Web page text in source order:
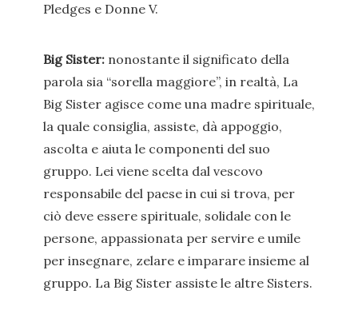
Pledges e Donne V.
Big Sister: nonostante il significato della
parola sia “sorella maggiore”, in realtà, La
Big Sister agisce come una madre spirituale,
la quale consiglia, assiste, dà appoggio,
ascolta e aiuta le componenti del suo
gruppo. Lei viene scelta dal vescovo
responsabile del paese in cui si trova, per
ciò deve essere spirituale, solidale con le
persone, appassionata per servire e umile
per insegnare, zelare e imparare insieme al
gruppo. La Big Sister assiste le altre Sisters.